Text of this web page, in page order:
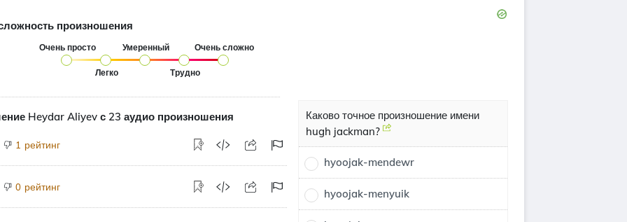
произношения
Очень просто
Легко
Умеренный
Трудно
Очень сложно
Heydar Aliyev с 23 аудио произношения
1 рейтинг
0 рейтинг
Каково точное произношение имени
hugh jackman?
hyoojak-mendewr
hyoojak-menyuik